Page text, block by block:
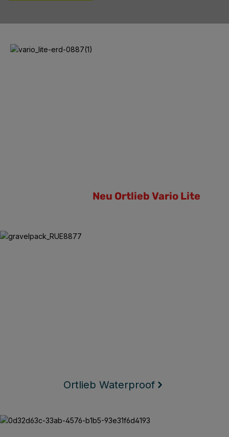
Neu Ortlieb Vario Lite
Neu Ortlieb Vario Lite
Ortlieb Waterproof
Ortlieb Waterproof
Texlock